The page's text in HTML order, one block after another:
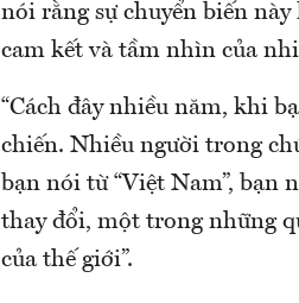
nói rằng sự chuyển biến
cam kết và tầm nhìn của
“Cách đây nhiều năm, khi
chiến. Nhiều người trong
bạn nói từ “Việt Nam”, bạn
thay đổi, một trong những
của thế giới”.